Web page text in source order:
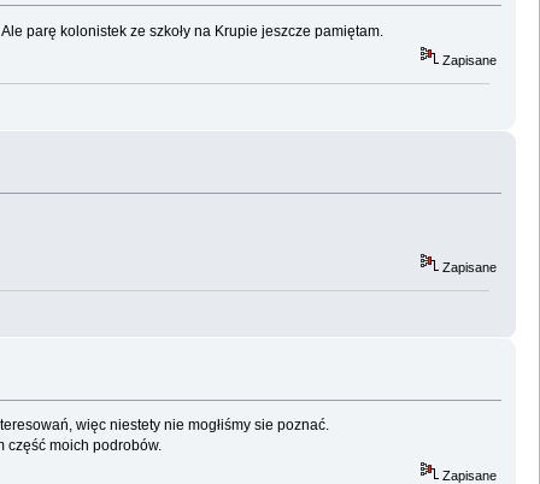
parę kolonistek ze szkoły na Krupie jeszcze pamiętam.
Zapisane
Zapisane
więc niestety nie mogłiśmy sie poznać.
część moich podrobów.
Zapisane